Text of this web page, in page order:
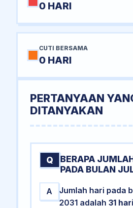
0 HARI
CUTI BERSAMA
0 HARI
PERTANYAAN
DITANYAKAN
Q
BERAPA
PADA BULAN
A
Jumlah hari pada
2031 adalah 31 hari